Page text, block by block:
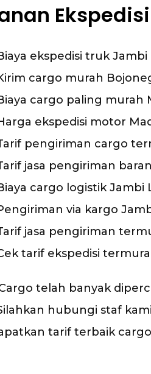
ekspedisi truk Jambi
cargo murah
cargo paling murah
ekspedisi motor
pengiriman cargo
jasa pengiriman
cargo logistik Jambi
via kargo
jasa pengiriman
tarif ekspedisi
telah banyak
hubungi staf
tarif terbaik